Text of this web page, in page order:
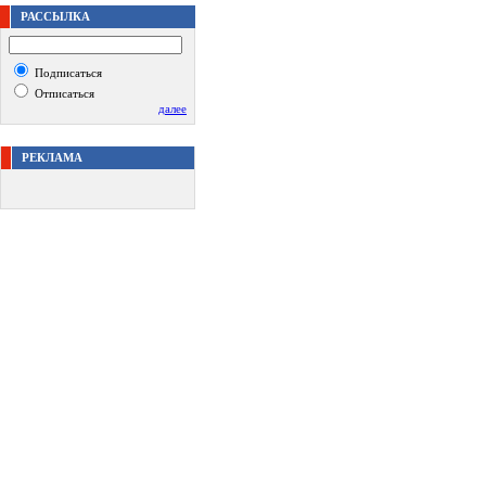
РАССЫЛКА
Подписаться
Отписаться
далее
РЕКЛАМА